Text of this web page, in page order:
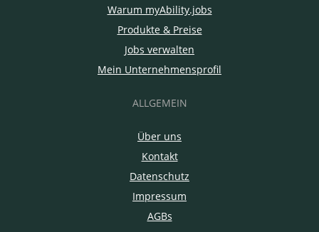
Warum myAbility.jobs
Produkte & Preise
Jobs verwalten
Mein Unternehmensprofil
ALLGEMEIN
Über uns
Kontakt
Datenschutz
Impressum
AGBs